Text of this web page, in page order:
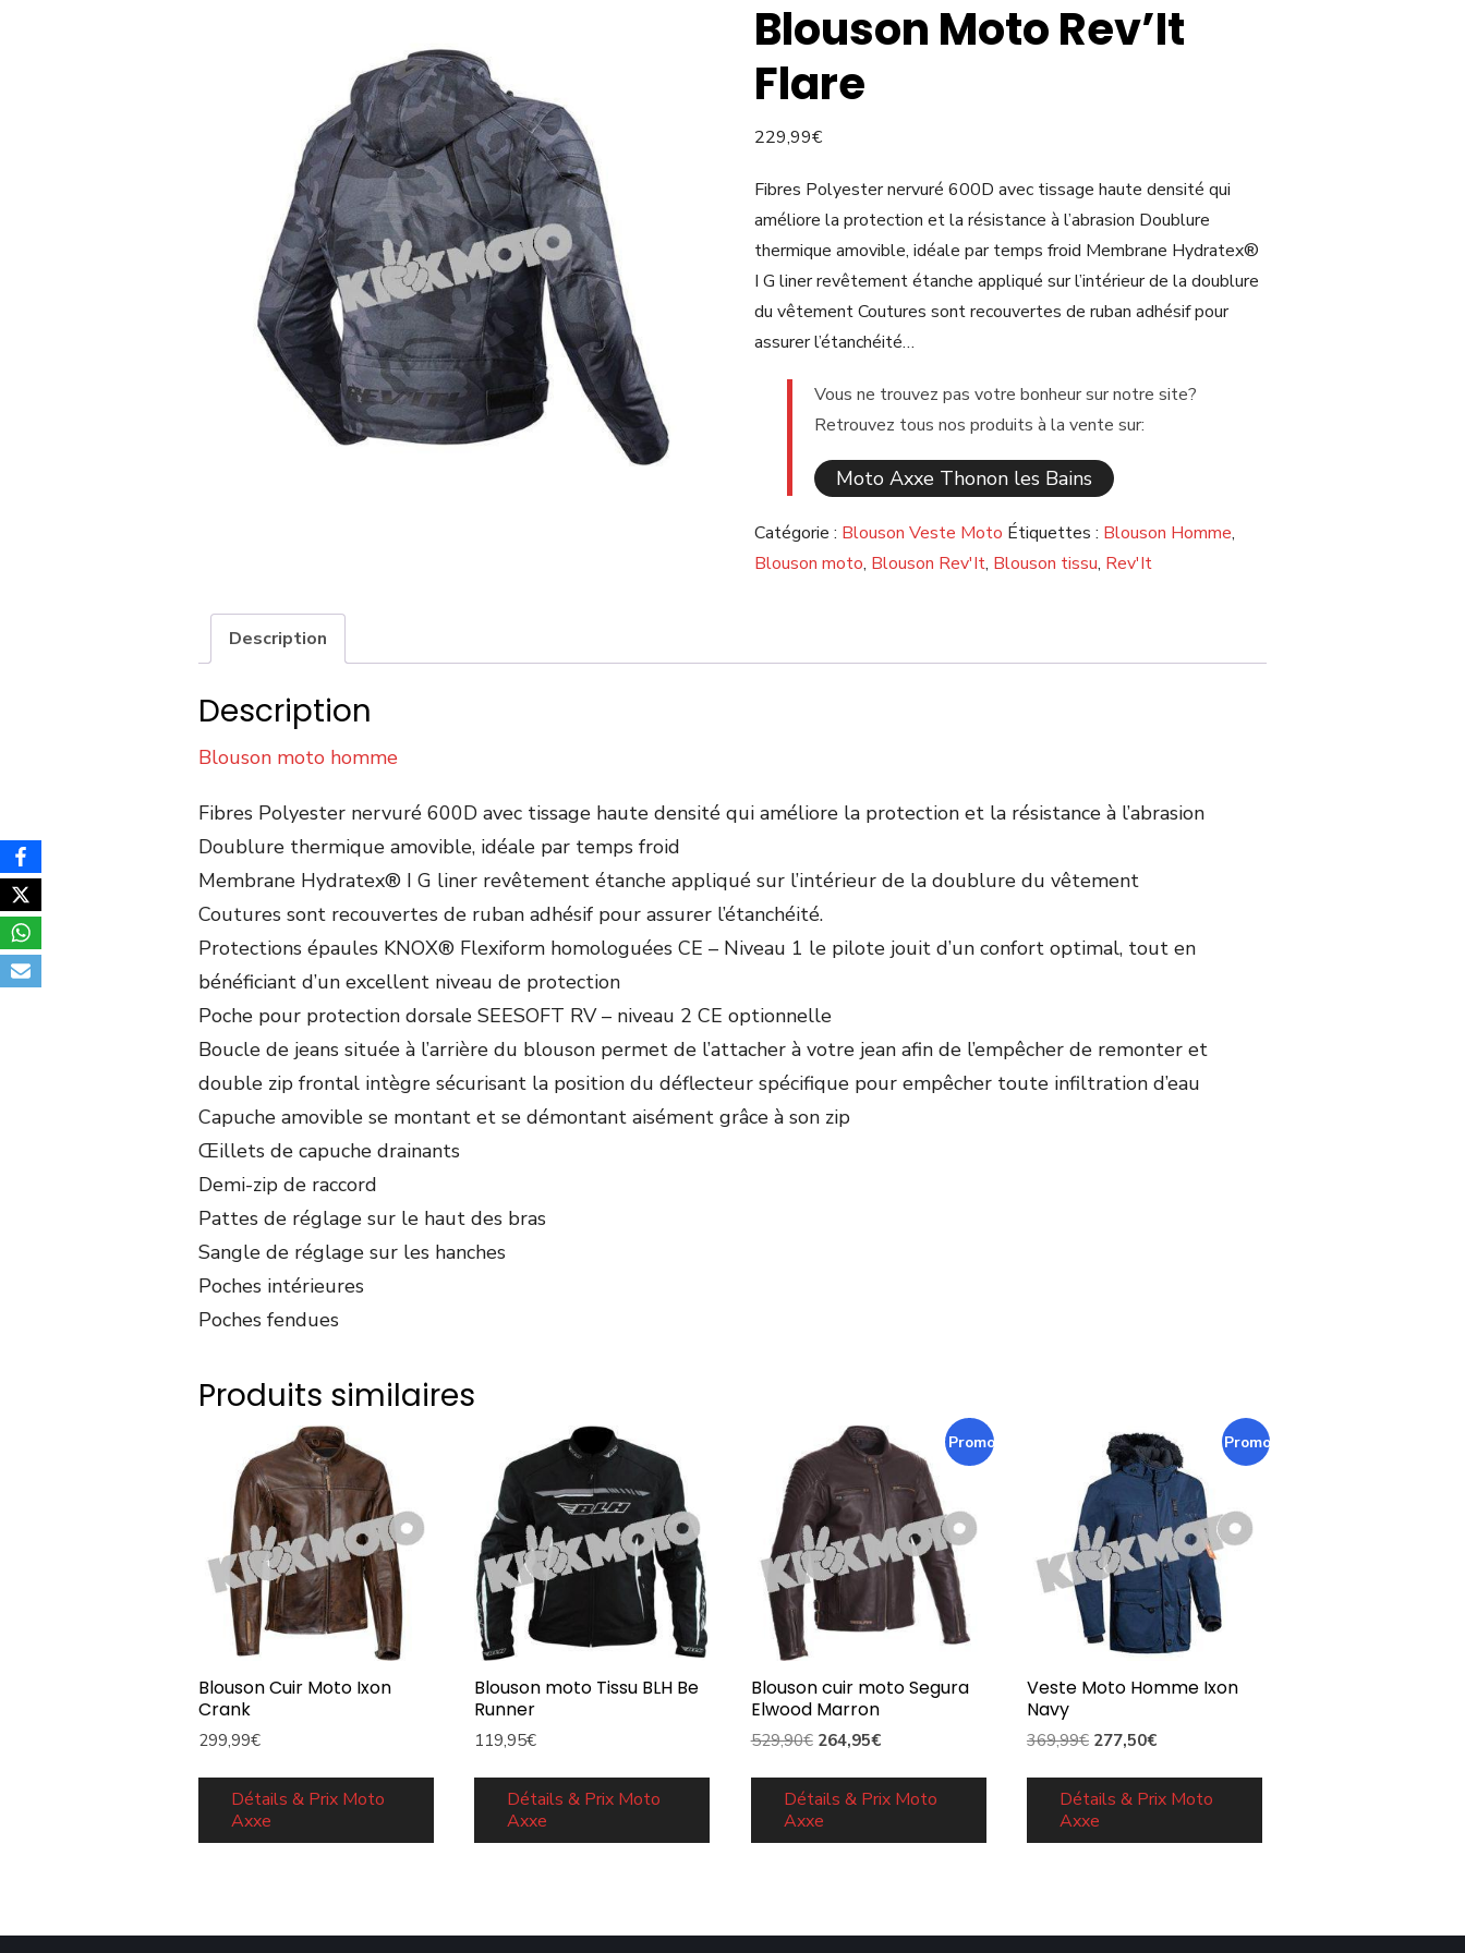
Blouson Moto Rev’It
Flare
229,99€
Fibres Polyester nervuré 600D avec tissage haute densité qui
améliore la protection et la résistance à l’abrasion Doublure
thermique amovible, idéale par temps froid Membrane Hydratex®
I G liner revêtement étanche appliqué sur l’intérieur de la doublure
du vêtement Coutures sont recouvertes de ruban adhésif pour
assurer l’étanchéité…
Vous ne trouvez pas votre bonheur sur notre site?
Retrouvez tous nos produits à la vente sur:
Moto Axxe Thonon les Bains
Catégorie : Blouson Veste Moto Étiquettes : Blouson Homme,
Blouson moto, Blouson Rev'It, Blouson tissu, Rev'It
Description
Description
Blouson moto homme
Fibres Polyester nervuré 600D avec tissage haute densité qui améliore la protection et la résistance à l’abrasion
Doublure thermique amovible, idéale par temps froid
Membrane Hydratex® I G liner revêtement étanche appliqué sur l’intérieur de la doublure du vêtement
Coutures sont recouvertes de ruban adhésif pour assurer l’étanchéité.
Protections épaules KNOX® Flexiform homologuées CE – Niveau 1 le pilote jouit d’un confort optimal, tout en
bénéficiant d’un excellent niveau de protection
Poche pour protection dorsale SEESOFT RV – niveau 2 CE optionnelle
Boucle de jeans située à l’arrière du blouson permet de l’attacher à votre jean afin de l’empêcher de remonter et
double zip frontal intègre sécurisant la position du déflecteur spécifique pour empêcher toute infiltration d’eau
Capuche amovible se montant et se démontant aisément grâce à son zip
Œillets de capuche drainants
Demi-zip de raccord
Pattes de réglage sur le haut des bras
Sangle de réglage sur les hanches
Poches intérieures
Poches fendues
Produits similaires
Blouson Cuir Moto Ixon
Crank
299,99€
Détails & Prix Moto
Axxe
Blouson moto Tissu BLH Be
Runner
119,95€
Détails & Prix Moto
Axxe
Promo !
Blouson cuir moto Segura
Elwood Marron
529,90€ Le
initial
était :
264,95€Le
actuel
Détails & Prix Moto
Axxe
Promo !
Veste Moto Homme Ixon
Navy
369,99€ Le
initial
était :
277,50€Le
actuel
Détails & Prix Moto
Axxe